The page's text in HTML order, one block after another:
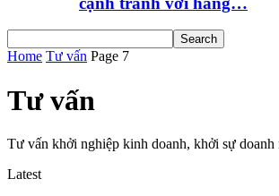
Home Tư vấn Page 7
Tư vấn
Tư vấn khởi nghiệp kinh doanh, khởi sự doanh
Latest